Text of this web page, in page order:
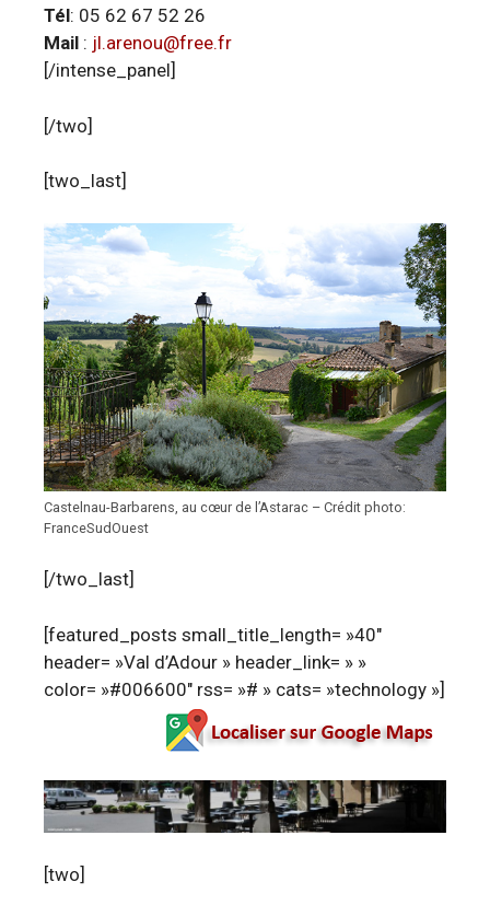
Tél: 05 62 67 52 26
Mail : jl.arenou@free.fr
[/intense_panel]
[/two]
[two_last]
Castelnau-Barbarens, au cœur de l’Astarac – Crédit photo:
FranceSudOuest
[/two_last]
[featured_posts small_title_length= »40″
header= »Val d’Adour » header_link= » »
color= »#006600″ rss= »# » cats= »technology »]
[two]